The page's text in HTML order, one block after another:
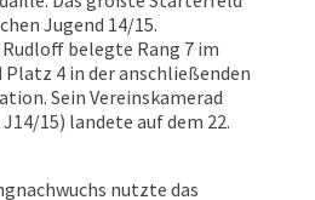
Jugend 14/15.
belegte Rang 7 im
4 in der anschließenden
Sein Vereinskamerad
15) landete auf dem 22.
nutzte das